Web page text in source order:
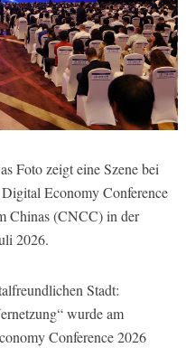
Foto zeigt eine Szene bei
Economy Conference
Chinas (CNCC) in der
2026.
Stadt:
wurde am
Conference 2026